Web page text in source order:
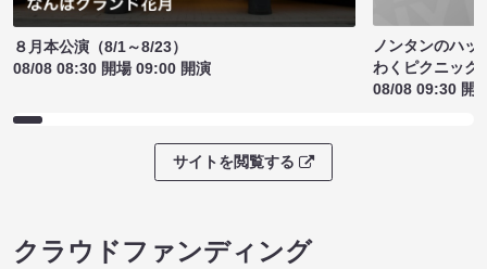
８月本公演（8/1～8/23）
08/08 08:30 開場 09:00 開演
ノンタンのハッ
わくピクニック
08/08 09:30 開
サイトを閲覧する
クラウドファンディング